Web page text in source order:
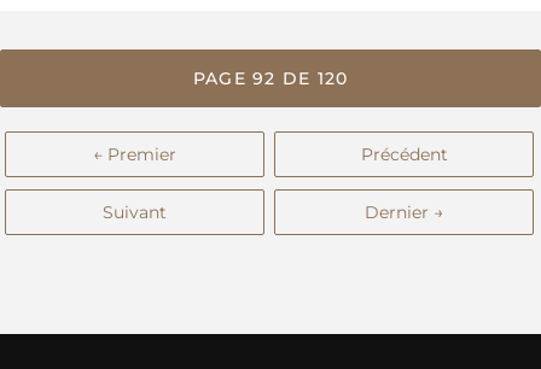
PAGE 92 DE 120
← Premier Précédent
Suivant Dernier →